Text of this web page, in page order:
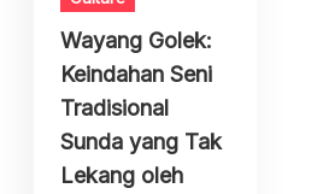
Wayang Golek:
Keindahan Seni
Tradisional
Sunda yang Tak
Lekang oleh